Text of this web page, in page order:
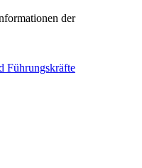
der
Führungskräfte